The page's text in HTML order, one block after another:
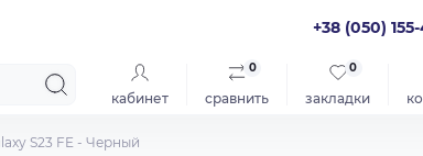
+38 (050)
кабинет сравнить
0
закладки
0
S23 FE - Черный